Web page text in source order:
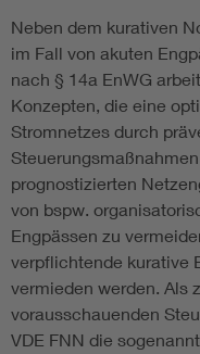
Neben dem kurativen
im Fall von akuten
nach § 14a EnWG
Konzepten, die eine
Stromnetzes durch
prognostizierten
von bspw.
Engpässen zu
verpflichtende kurative
vermieden werden. Als
vorausschauenden
VDE FNN die